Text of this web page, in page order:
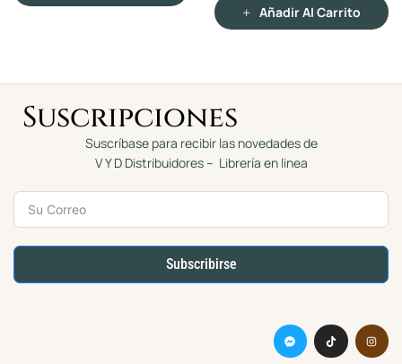
0
e
Añadir Al Carrito
Suscripciones
Suscríbase para recibir las novedades de
V Y D Distribuidores – Librería en linea
Subscribirse